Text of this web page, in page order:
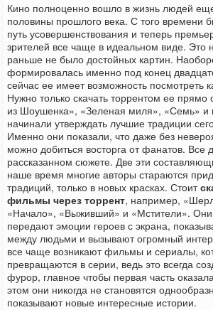
Кино полноценно вошло в жизнь людей
половины прошлого века. С того времени
путь усовершенствования и теперь
зрителей все чаще в идеальном виде. Это
раньше не было достойных картин.
формировалась именно под конец
сейчас ее имеет возможность посмотреть
Нужно только скачать торрентом ее
из Шоушенка», «Зеленая миля», «Семь» и
начинали утверждать лучшие традиции
Именно они показали, что даже без
можно добиться восторга от фанатов. Все
рассказанном сюжете. Две эти
наше время многие авторы стараются
традиций, только в новых красках. Стоит
фильмы через торрент, например,
«Начало», «Выживший» и «Мстители». Они
передают эмоции героев с экрана,
между людьми и вызывают огромный
все чаще возникают фильмы и сериалы,
превращаются в серии, ведь это всегда
фурор, главное чтобы первая часть
этом они никогда не становятся
показывают новые интересные истории.